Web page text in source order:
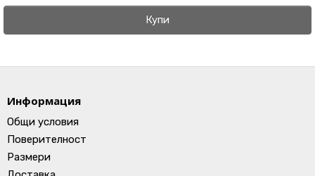
Купи
Информация
Общи условия
Поверителност
Размери